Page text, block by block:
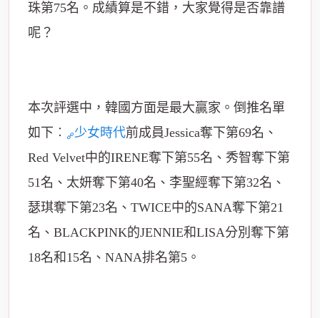
珠第75名。成績算是不錯，大家覺得是否靠譜
呢？
本次評選中，韓國方面是最大贏家。倒推名單
如下︰
少女時代前成員Jessica奪下第69名、
Red Velvet中的IRENE奪下第55名、秀智奪下第
51名、太妍奪下第40名、李聖經奪下第32名、
瑟琪奪下第23名、TWICE中的SANA奪下第21
名、BLACKPINK的JENNIE和LISA分別奪下第
18名和15名、NANA排名第5。